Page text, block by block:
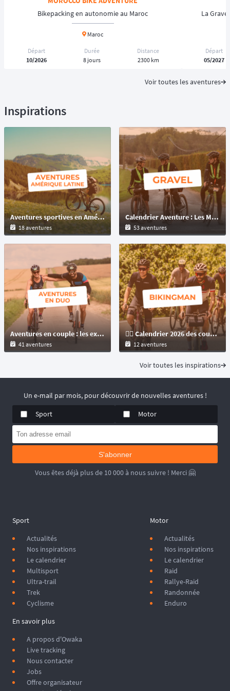
Bikepacking en autonomie au Maroc
Maroc
Départ
10/2026
Durée
8 jours
Distance
2300 km
La
Départ
05/2027
Voir toutes les aventures
Inspirations
Aventures sportives en Amérique latine : Trail, VTT, Multisport & Ultra-Cyclisme pour tous les niveaux
18 aventures
Calendrier Aventure : Les Meilleures Épreuves Gravel et Multi-Formats à Découvrir
53 aventures
Aventures en couple : les expériences inoubliables pour les amoureux d’évasion à l'occasion de la Saint Valentin
41 aventures
🚴‍♂️ Calendrier 2026 des courses BikingMan : ultracyclisme au format bikepacking en autosuffisance !
12 aventures
Voir toutes les inspirations
Un e-mail par mois, pour découvrir de nouvelles aventures !
Sport
Motor
S'abonner
Vous êtes déjà plus de 10 000 à nous suivre ! Merci 🤗
Sport
Actualités
Nos inspirations
Le calendrier
Multisport
Ultra-trail
Trek
Cyclisme
Motor
Actualités
Nos inspirations
Le calendrier
Raid
Rallye-Raid
Randonnée
Enduro
En savoir plus
A propos d'Owaka
Live tracking
Nous contacter
Jobs
Offre organisateur